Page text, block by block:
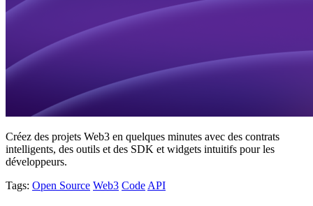
Créez des projets Web3 en quelques minutes avec des contrats
intelligents, des outils et des SDK et widgets intuitifs pour les
développeurs.
Tags: Open Source Web3 Code API